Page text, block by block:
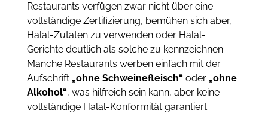
Restaurants verfügen zwar nicht über eine
vollständige Zertifizierung, bemühen sich aber,
Halal-Zutaten zu verwenden oder Halal-
Gerichte deutlich als solche zu kennzeichnen.
Manche Restaurants werben einfach mit der
Aufschrift „ohne Schweinefleisch“ oder„ohne
Alkohol“, was hilfreich sein kann, aber keine
vollständige Halal-Konformität garantiert.